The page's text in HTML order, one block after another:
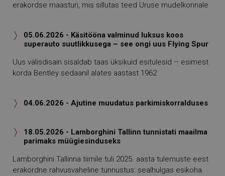
erakordse maasturi, mis sillutas teed Uruse mudelkonnale

05.06.2026 - Käsitööna valminud luksus koos
superauto suutlikkusega – see ongi uus Flying Spur
Uus välisdisain sisaldab taas üksikuid esitulesid – esimest
korda Bentley sedaanil alates aastast 1962
 04.06.2026 - Ajutine muudatus parkimiskorralduses

18.05.2026 - Lamborghini Tallinn tunnistati maailma
parimaks müügiesinduseks
Lamborghini Tallinna tiimile tuli 2025. aasta tulemuste eest
erakordne rahvusvaheline tunnustus: sealhulgas esikoha